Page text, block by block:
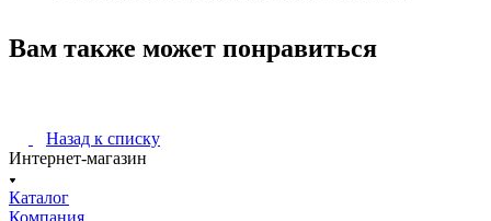
Вам также может понравиться
Назад к списку
Интернет-магазин
Каталог
Компания